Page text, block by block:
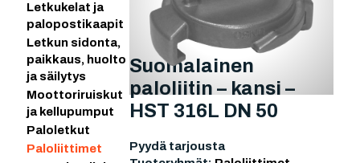
Letkukelat ja
palopostikaapit
Letkun sidonta,
paikkaus, huolto
ja säilytys
Moottoriruiskut
ja kellupumput
Paloletkut
Paloliittimet
Suomalainen
paloliitin – kansi –
HST 316L DN 50
Pyydä tarjousta